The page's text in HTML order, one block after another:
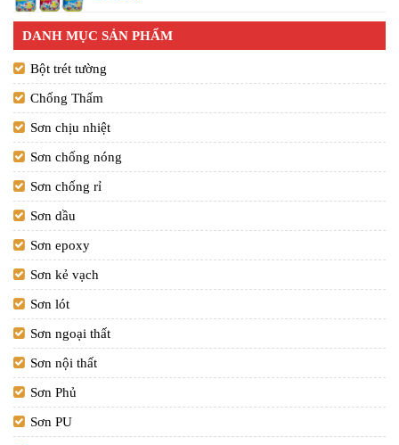
DANH MỤC SẢN PHẨM
Bột trét tường
Chống Thấm
Sơn chịu nhiệt
Sơn chống nóng
Sơn chống rỉ
Sơn dầu
Sơn epoxy
Sơn kẻ vạch
Sơn lót
Sơn ngoại thất
Sơn nội thất
Sơn Phủ
Sơn PU